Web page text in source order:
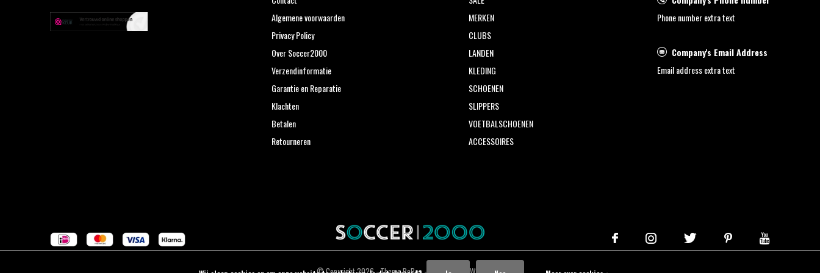
Algemene voorwaarden
Privacy Policy
Over Soccer2000
Verzendinformatie
Garantie en Reparatie
Klachten
Betalen
Retourneren
MERKEN
CLUBS
LANDEN
KLEDING
SCHOENEN
SLIPPERS
VOETBALSCHOENEN
ACCESSOIRES
Phone number extra text
Company's Email Address
Email address extra text